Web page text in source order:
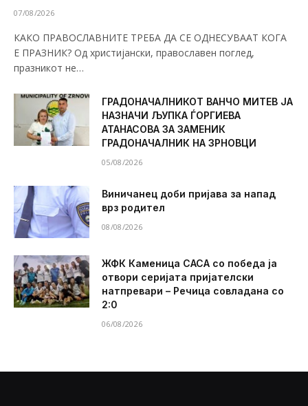
07/08/2026
КАКО ПРАВОСЛАВНИТЕ ТРЕБА ДА СЕ ОДНЕСУВААТ КОГА
Е ПРАЗНИК? Од христијански, православен поглед,
празникот не…
ГРАДОНАЧАЛНИКОТ ВАНЧО МИТЕВ ЈА
НАЗНАЧИ ЉУПКА ЃОРГИЕВА
АТАНАСОВА ЗА ЗАМЕНИК
ГРАДОНАЧАЛНИК НА ЗРНОВЦИ
05/08/2026
Виничанец доби пријава за напад
врз родител
08/08/2026
ЖФК Каменица САСА со победа ја
отвори серијата пријателски
натпревари – Речица совладана со
2:0
06/08/2026